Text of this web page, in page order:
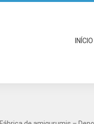
INÍCIO